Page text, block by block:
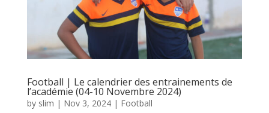
Football | Le calendrier des entrainements de
l’académie (04-10 Novembre 2024)
by slim | Nov 3, 2024| Football